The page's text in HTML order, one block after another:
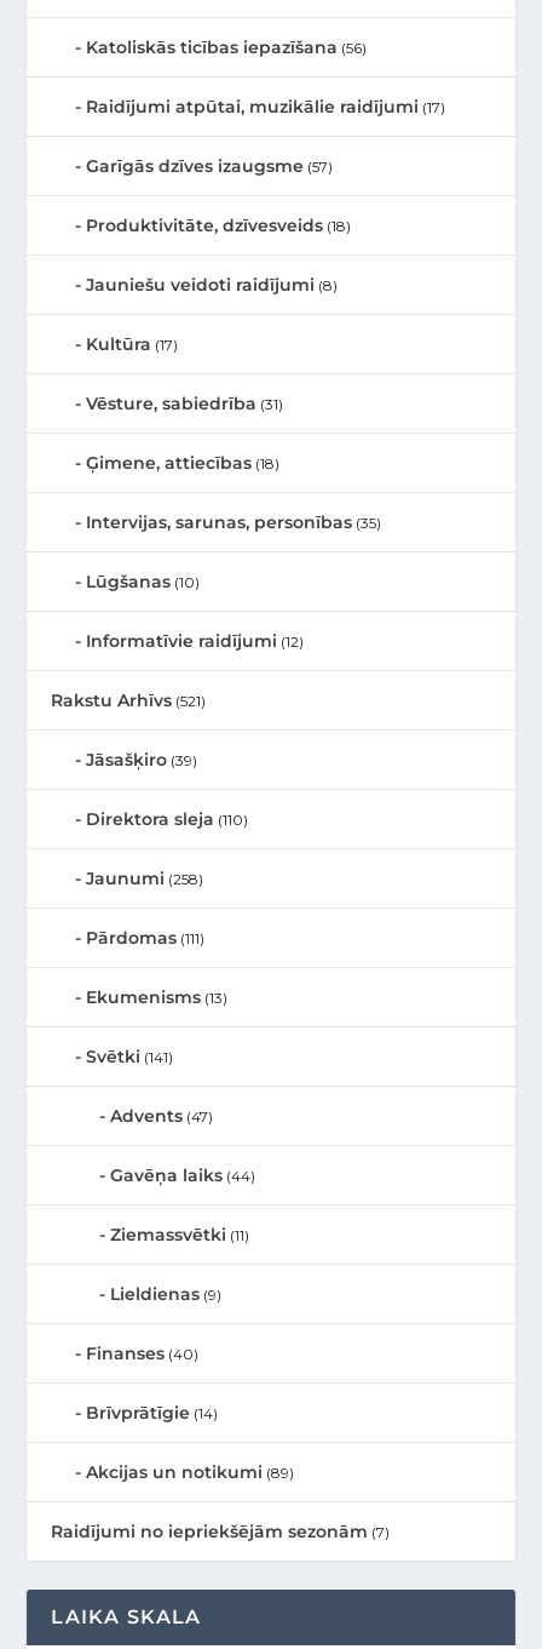
Katoliskās ticības iepazīšana (56)
Raidījumi atpūtai, muzikālie raidījumi (17)
Garīgās dzīves izaugsme (57)
Produktivitāte, dzīvesveids (18)
Jauniešu veidoti raidījumi (8)
Kultūra (17)
Vēsture, sabiedrība (31)
Ģimene, attiecības (18)
Intervijas, sarunas, personības (35)
Lūgšanas (10)
Informatīvie raidījumi (12)
Rakstu Arhīvs (521)
Jāsašķiro (39)
Direktora sleja (110)
Jaunumi (258)
Pārdomas (111)
Ekumenisms (13)
Svētki (141)
Advents (47)
Gavēņa laiks (44)
Ziemassvētki (11)
Lieldienas (9)
Finanses (40)
Brīvprātīgie (14)
Akcijas un notikumi (89)
Raidījumi no iepriekšējām sezonām (7)
LAIKA SKALA